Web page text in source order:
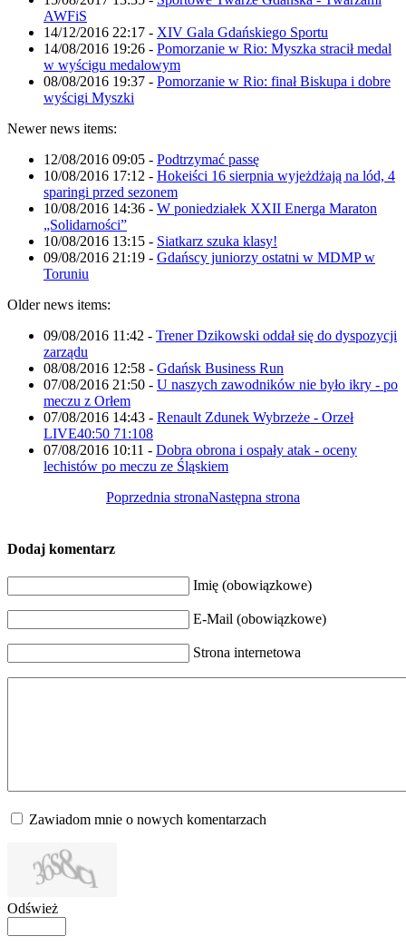
AWFiS
14/12/2016 22:17 - XIV Gala Gdańskiego Sportu
14/08/2016 19:26 - Pomorzanie w Rio: Myszka stracił medal
w wyścigu medalowym
08/08/2016 19:37 - Pomorzanie w Rio: finał Biskupa i dobre
wyścigi Myszki
Newer news items:
12/08/2016 09:05 - Podtrzymać passę
10/08/2016 17:12 - Hokeiści 16 sierpnia wyjeżdżają na lód, 4
sparingi przed sezonem
10/08/2016 14:36 - W poniedziałek XXII Energa Maraton
„Solidarności”
10/08/2016 13:15 - Siatkarz szuka klasy!
09/08/2016 21:19 - Gdańscy juniorzy ostatni w MDMP w
Toruniu
Older news items:
09/08/2016 11:42 - Trener Dzikowski oddał się do dyspozycji
zarządu
08/08/2016 12:58 - Gdańsk Business Run
07/08/2016 21:50 - U naszych zawodników nie było ikry - po
meczu z Orłem
07/08/2016 14:43 - Renault Zdunek Wybrzeże - Orzeł
LIVE40:50 71:108
07/08/2016 10:11 - Dobra obrona i ospały atak - oceny
lechistów po meczu ze Śląskiem
Poprzednia stronaNastępna strona
Dodaj komentarz
Imię (obowiązkowe)
E-Mail (obowiązkowe)
Strona internetowa
Zawiadom mnie o nowych komentarzach
Odśwież